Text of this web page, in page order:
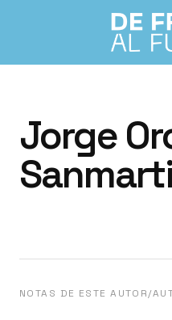
Números
Notas
Acerca de
Jorge
NOTAS DE ESTE AUTOR/